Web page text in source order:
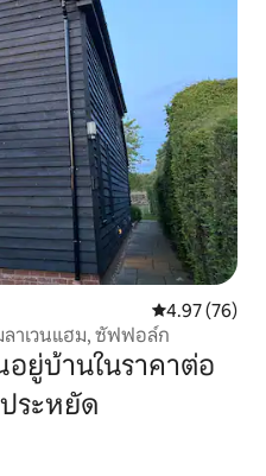
คะแนนเฉลี่ย
4.97 (76)
ลาเวนแฮม, ซัฟฟอล์ก
ยู่บ้านในราคาต่อ
ระหยัด